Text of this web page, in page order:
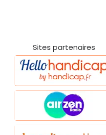
Sites partenaires